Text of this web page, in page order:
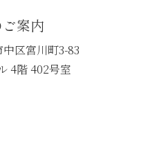
案内
区宮川町3-83
4階 402号室